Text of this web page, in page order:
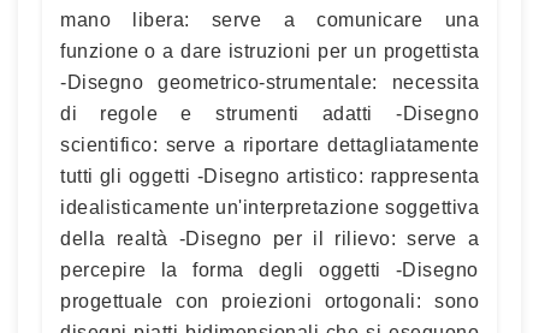
mano libera: serve a comunicare una
funzione o a dare istruzioni per un progettista
-Disegno geometrico-strumentale: necessita
di regole e strumenti adatti -Disegno
scientifico: serve a riportare dettagliatamente
tutti gli oggetti -Disegno artistico: rappresenta
idealisticamente un'interpretazione soggettiva
della realtà -Disegno per il rilievo: serve a
percepire la forma degli oggetti -Disegno
progettuale con proiezioni ortogonali: sono